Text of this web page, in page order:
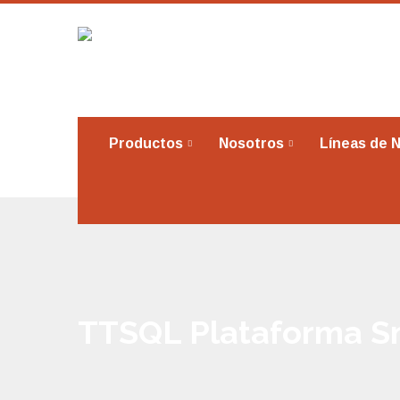
Productos Nosotros Líneas de